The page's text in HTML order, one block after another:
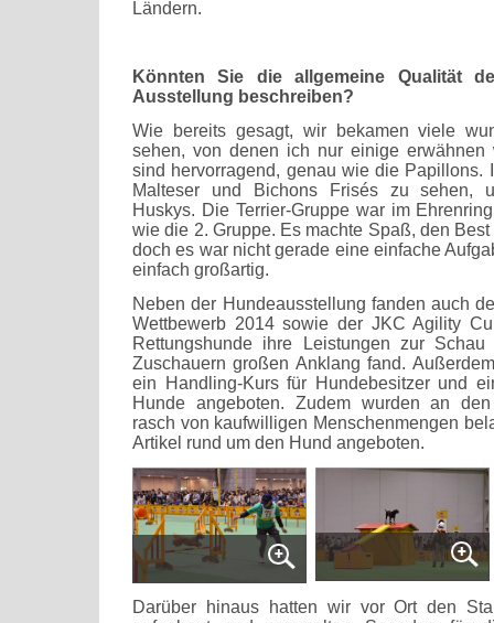
Ländern.
Könnten Sie die allgemeine Qualität
Ausstellung beschreiben?
Wie bereits gesagt, wir bekamen viele
sehen, von denen ich nur einige
sind hervorragend, genau wie die Papillons.
Malteser und Bichons Frisés zu sehen,
Huskys. Die Terrier-Gruppe war im
wie die 2. Gruppe. Es machte Spaß, den
doch es war nicht gerade eine einfache
einfach großartig.
Neben der Hundeausstellung fanden auch
Wettbewerb 2014 sowie der JKC Agility
Rettungshunde ihre Leistungen zur
Zuschauern großen Anklang fand.
ein Handling-Kurs für Hundebesitzer und
Hunde angeboten. Zudem wurden an
rasch von kaufwilligen Menschenmengen
Artikel rund um den Hund angeboten.
Darüber hinaus hatten wir vor Ort den